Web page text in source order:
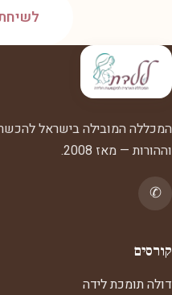
המכללה המובילה בישראל
וההורות — מאז 2008.
✆
קורסים
דולה תומכת לידה